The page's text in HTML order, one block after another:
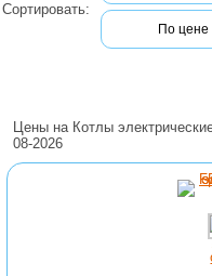
Сортировать:
По цене
Цены на Котлы
08-2026